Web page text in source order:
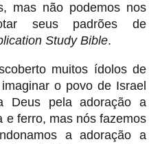
mas não podemos nos
seus padrões de
Study Bible.
muitos ídolos de
o povo de Israel
Deus pela adoração a
e ferro, mas nós fazemos
a adoração a